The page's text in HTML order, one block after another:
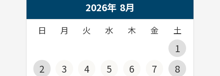
2026年 8月
日 月 火 水 木 金 土
1
2
3 4 5 6 7
8